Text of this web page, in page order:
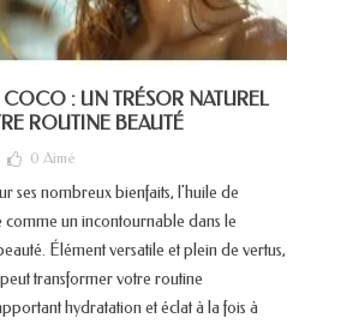
COCO : UN TRÉSOR NATUREL
ROUTINE BEAUTÉ
0 Aimé
ses nombreux bienfaits, l'huile de
comme un incontournable dans le
Élément versatile et plein de vertus,
transformer votre routine
hydratation et éclat à la fois à